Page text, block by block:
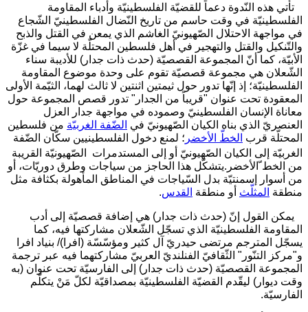
تأتي هذه النّدوة دعماً للقضيّة الفلسطينيّة وأدباء المقاومة
الفلسطينيّة في وقت حاسم من تاريخ النّضال الفلسطينيّ الشّجاع
في مواجهة الاحتلال الصّهيونيّ الغاشم الذي يمعن في القتل والذبح
والتّنكيل والقتل والتهجير في أهل فلسطين المحتلّة لا سيما في غزّة
الأبيّة، كما أنّ المجموعة القصصيّة (حدث ذات جدار) للأديبة سناء
الشّعلان هي مجموعة قصصيّة تقوم على وحدة موضوع المقاومة
الفلسطينيّة؛ إذ إنّها تدور حول ثيمتين اثنتين لا ثالث لهما، الثيّمة الأولى
المعقودة تحت عنوان "قريباً من الجدار" تدور قصص المجموعة حول
معاناة الإنسان الفلسطينيّ وصموده في مواجهة جدار العزل
العنصريّ الذي بناه الكيان الصّهيونيّ في الضّفة الغربيّة من فلسطين
المحتلّة قرب الخطّ الأخضر ؛ لمنع دخول الفلسطينيين سكّان الضّفة
الغربيّة إلى الكيان الصّهيونيّ أو إلى المستدمرات
الصّهيونيّة القريبة
من الخط ّالأخضر.يتشكّل هذا الحاجز من سياجات وطرق دوريّات، أو
من أسوار إسمنتيّة بدل السّياجات في المناطق المأهولة بكثافة مثل
منطقة المثلّث أو منطقة القدس.
يمكن القول إنّ (حدث ذات جدار) هي إضافة قصصيّة إلى أدب
المقاومة الفلسطينيّة الذي تسجّل الشّعلان مشاركتها فيه، كما
يسجّل المترجم مرتضى حيدريّ آل كثير ومؤسّسّة (افرا)/ بنياد افرا
و"مركز التنّور" الثّقافيّ الفنلنديّ العربيّ مشاركتهما فيه عبر ترجمة
المجموعة القصصيّة (حدث ذات جدار) إلى الفارسيّة تحت عنوان (به
وقت ديوار) ليقّدم القضيّة الفلسطينيّة بمصداقيّة لكلّ مَنْ يتكلّم
الفارسيّة.